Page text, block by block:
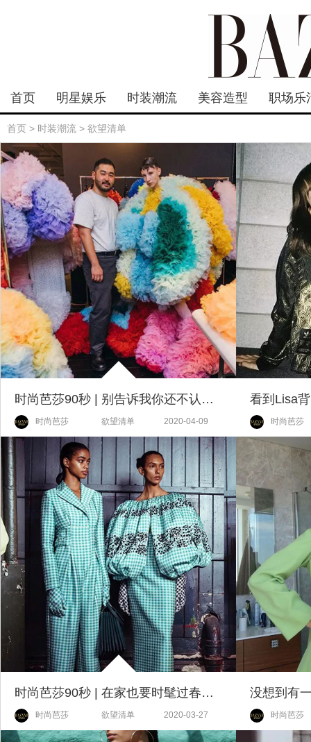
首页 明星娱乐 时装潮流 美容造型 职场乐
首页 > 时装潮流 > 欲望清单
时尚芭莎90秒 | 别告诉我你还不认识它！
时尚芭莎 欲望清单 2020-04-09 时尚芭莎
时尚芭莎90秒 | 在家也要时髦过春天！
时尚芭莎 欲望清单 2020-03-27 时尚芭莎